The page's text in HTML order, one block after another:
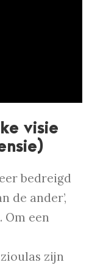
visie
bedreigd
de ander’,
Om een
zijn